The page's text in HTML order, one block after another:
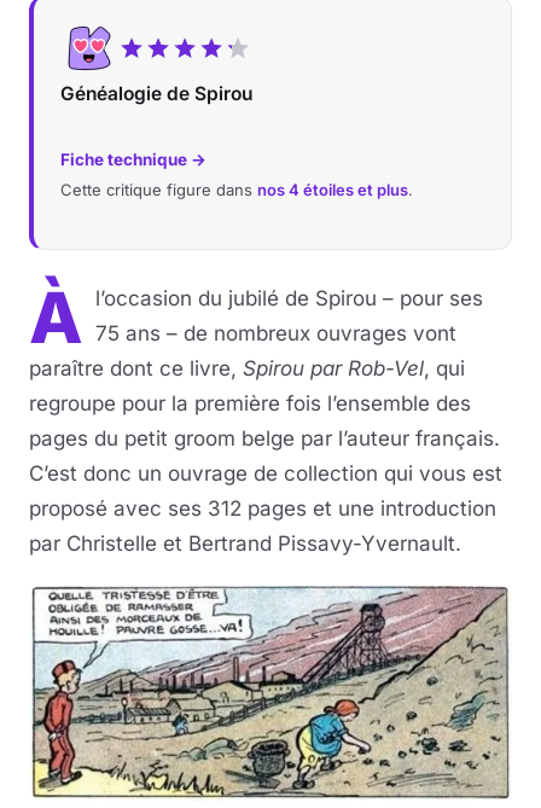
Généalogie de Spirou
Fiche technique →
Cette critique figure dans nos 4 étoiles et plus.
À l’occasion du jubilé de Spirou – pour ses
75 ans – de nombreux ouvrages vont
paraître dont ce livre, Spirou par Rob-Vel, qui
regroupe pour la première fois l’ensemble des
pages du petit groom belge par l’auteur français.
C’est donc un ouvrage de collection qui vous est
proposé avec ses 312 pages et une introduction
par Christelle et Bertrand Pissavy-Yvernault.